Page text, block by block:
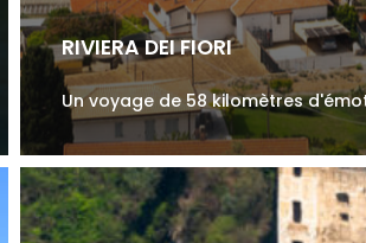
RIVIERA DEI FIORI
Un voyage de 58 kilomètres